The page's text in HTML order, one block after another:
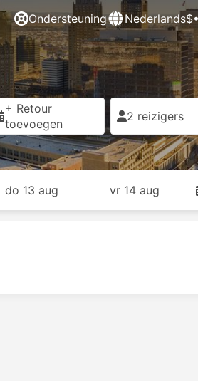
Ondersteuning Nederlands
+ Retour
toevoegen
2 reizigers
do 13 aug vr 14 aug